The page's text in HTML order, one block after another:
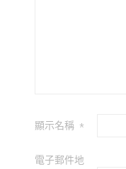
顯示名稱 *
電子郵件地